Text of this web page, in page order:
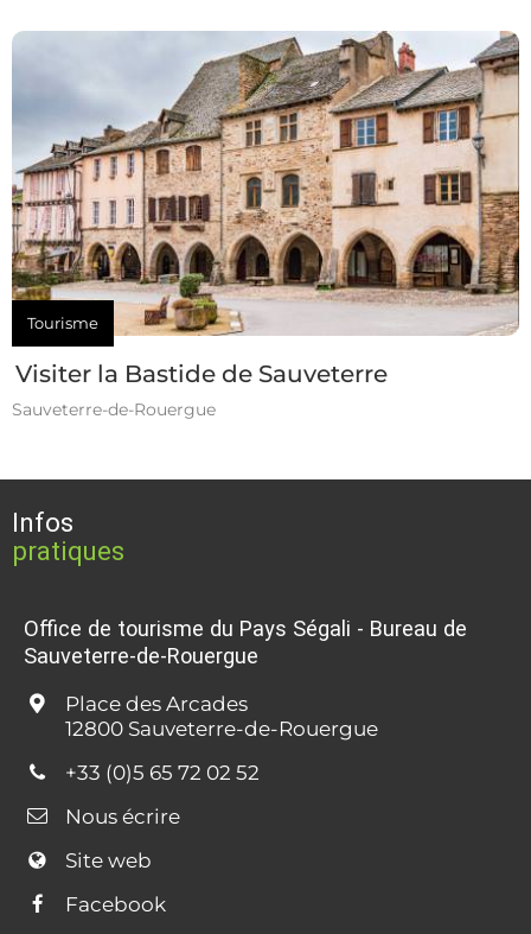
Tourisme
Visiter la Bastide de Sauveterre
Sauveterre-de-Rouergue
Infos
pratiques
Office de tourisme du Pays Ségali - Bureau de
Sauveterre-de-Rouergue
Place des Arcades
12800 Sauveterre-de-Rouergue
+33 (0)5 65 72 02 52
Nous écrire
Site web
Facebook